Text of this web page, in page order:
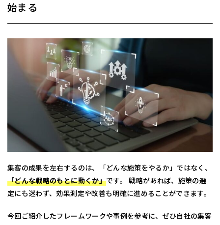
始まる
集客の成果を左右するのは、「どんな施策をやるか」ではなく、
「どんな戦略のもとに動くか」です。 戦略があれば、施策の選
定にも迷わず、効果測定や改善も明確に進めることができます。
今回ご紹介したフレームワークや事例を参考に、ぜひ自社の集客